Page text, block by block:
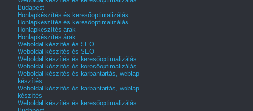
Budapest
Honlapkészítés és keresőoptimalizálás
Honlapkészítés és keresőoptimalizálás
Honlapkészítés árak
Honlapkészítés árak
Weboldal készítés és SEO
Weboldal készítés és SEO
Weboldal készítés és keresőoptimalizálás
Weboldal készítés és keresőoptimalizálás
Weboldal készítés és karbantartás, weblap
készítés
Weboldal készítés és karbantartás, weblap
készítés
Weboldal készítés és keresőoptimalizálás